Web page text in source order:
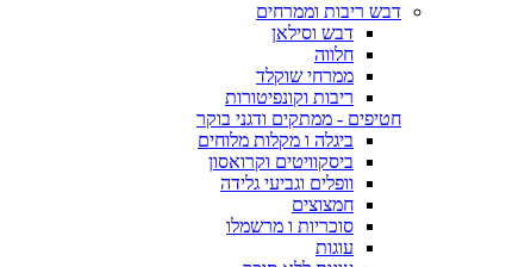
דבש ריבות וממרחים
דבש וסילאן
חלווה
ממרחי שוקלד
ריבות וקונפיטורות
חטיפים - ממתקים ודגני בוקר
ביגלה ו מקלות מלוחים
ביסקוויטים וקרואסון
וופלים וגביעי גלידה
חמצוצים
סוכריות ו מרשמלו
עוגות